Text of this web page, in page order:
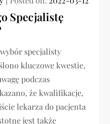
Specjalistę
specjalisty
kluczowe kwestie,
podczas
że kwalifikacje,
lekarza do pacjenta
jest także